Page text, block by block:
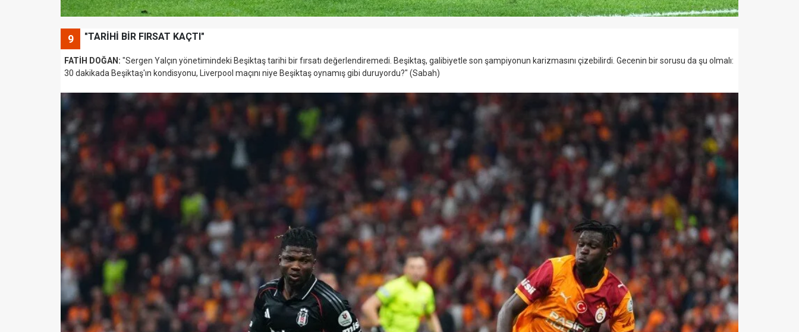
9 "TARİHİ BİR FIRSAT KAÇTI"
FATİH DOĞAN: "Sergen Yalçın yönetimindeki Beşiktaş tarihi bir fırsatı değerlendiremedi. Beşiktaş, galibiyetle son şampiyonun karizmasını çizebilirdi. Gecenin bir sorusu da şu olmalı:
30 dakikada Beşiktaş'ın kondisyonu, Liverpool maçını niye Beşiktaş oynamış gibi duruyordu?" (Sabah)